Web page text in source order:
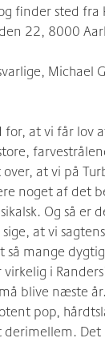
finder sted
22, 8000
Michael
for, at vi får lov
over, at vi på
noget af det
Og så er
at vi
mange
i
blive næste
pop,
derimellem.